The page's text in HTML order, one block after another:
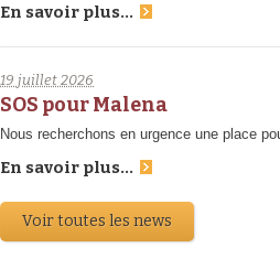
En savoir plus...
19 juillet 2026
SOS pour Malena
Nous recherchons en urgence une place
En savoir plus...
Voir toutes les news